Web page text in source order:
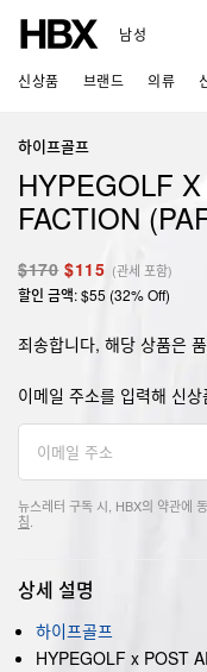
남성
신상품 브랜드 의류
하이프골프
HYPEGOLF
FACTION
$170 $115 (관세 포함)
할인 금액: $55 (32% Off)
죄송합니다, 해당 상품은
이메일 주소를 입력해 신
뉴스레터 구독 시, HBX의 약관에
침
상세 설명
하이프골프
HYPEGOLF x POST